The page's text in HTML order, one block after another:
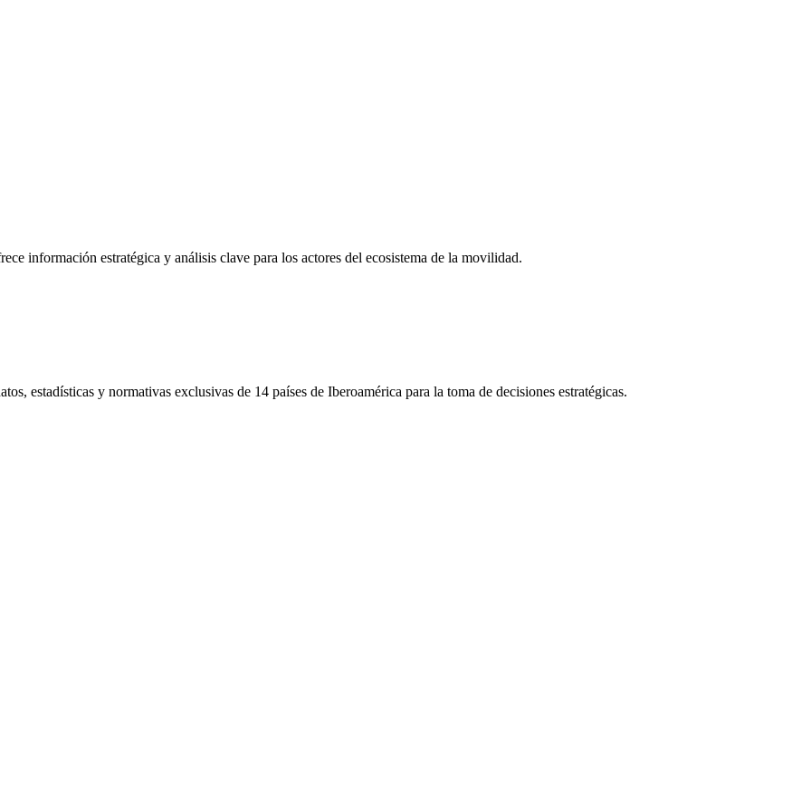
información estratégica y análisis clave para los actores del ecosistema de la movilidad.
estadísticas y normativas exclusivas de 14 países de Iberoamérica para la toma de decisiones estratégicas.